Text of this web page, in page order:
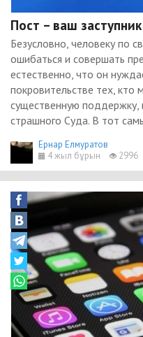
Пост – ваш
Безусловно, человеку по
ошибаться и совершать
естественно, что он
покровительстве тех, кто
существенную поддержку,
страшного Суда. В тот
Ернар Елмуратов
4 жыл бұрын
2996